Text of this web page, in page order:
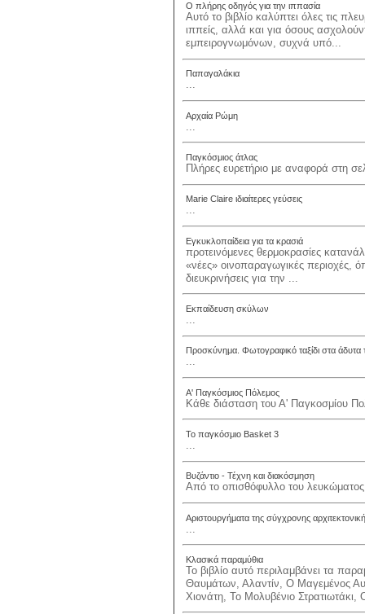
Ο πλήρης οδηγός για την ιππασία
Αυτό το βιβλίο καλύπτει όλες τις
ιππείς, αλλά και για όσους
εμπειρογνωμόνων, συχνά υπό...
Παπαγαλάκια
...
Αρχαία Ρώμη
Παγκόσμιος άτλας
Πλήρες ευρετήριο με αναφορά στη
Marie Claire ιδιαίτερες γεύσεις
...
Εγκυκλοπαίδεια για τα κρασιά
προτεινόμενες θερμοκρασίες
«νέες» οινοπαραγωγικές περιοχές,
διευκρινήσεις για την ...
Εκπαίδευση σκύλων
Προσκύνημα. Φωτογραφικό ταξίδι στα
...
Α' Παγκόσμιος Πόλεμος
Κάθε διάσταση του Α' Παγκοσμίου
Το παγκόσμιο Basket 3
Βυζάντιο - Τέχνη και διακόσμηση
Από το οπισθόφυλλο του
Αριστουργήματα της σύγχρονης
Κλασικά παραμύθια
Το βιβλίο αυτό περιλαμβάνει τα
Θαυμάτων, Αλαντίν, Ο Μαγεμένος
Χιονάτη, Το Μολυβένιο